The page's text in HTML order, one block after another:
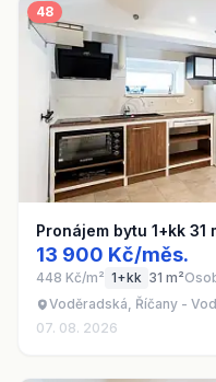
48
Pronájem bytu 1+kk 31
13 900 Kč/měs.
448 Kč/m² 1+kk 31 m²
Voděradská, Říčany -
07. 08. 2026